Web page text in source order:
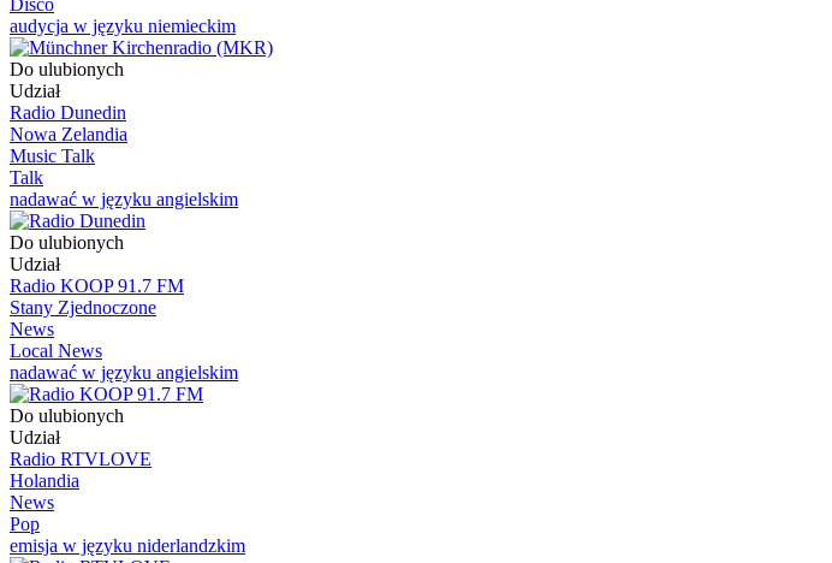
audycja w języku niemieckim
Do ulubionych
Udział
Radio Dunedin
Nowa Zelandia
Music Talk
Talk
nadawać w języku angielskim
Do ulubionych
Udział
Radio KOOP 91.7 FM
Stany Zjednoczone
News
Local News
nadawać w języku angielskim
Do ulubionych
Udział
Radio RTVLOVE
Holandia
News
Pop
emisja w języku niderlandzkim